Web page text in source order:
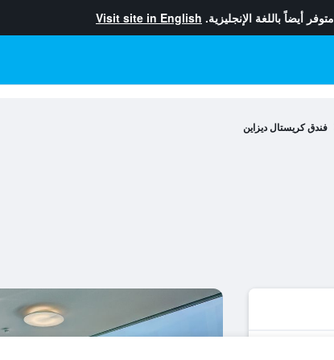
متوفر أيضاً باللغة الإنجليزية. Visit site in English
فندق كريستال ديزاين